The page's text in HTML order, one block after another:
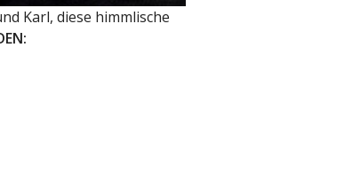
Karl, diese himmlische